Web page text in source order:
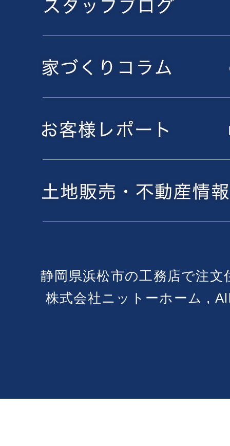
静岡県浜松市の工務店で注
株式会社ニットーホーム ,